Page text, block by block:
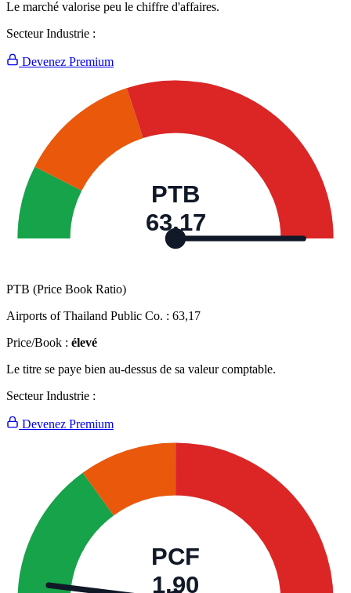
Le marché valorise peu le chiffre d'affaires.
Secteur Industrie :
Devenez Premium
PTB
63,17
PTB (Price Book Ratio)
Airports of Thailand Public Co. : 63,17
Price/Book : élevé
Le titre se paye bien au-dessus de sa valeur comptable.
Secteur Industrie :
Devenez Premium
PCF
1,90